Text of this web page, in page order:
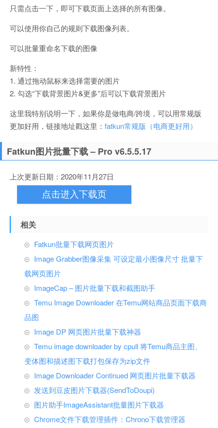
只需点击一下，即可下载页面上选择的所有图像。
可以使用你自己的规则下载图像列表。
可以批量重命名下载的图像
新特性：
1. 通过拖动鼠标来选择需要的图片
2. 勾选“下载背景图片&更多”后可以下载背景图片
这里我特别说明一下，如果你是做电商/跨境，可以用常规版
更加好用，链接地址戳这里： fatkun常规版（电商更好用）
Fatkun图片批量下载 – Pro v6.5.5.17
上次更新日期：2020年11月27日
点击进入下载页
相关
Fatkun批量下载网页图片
Image Grabber图像采集 可设定最小图像尺寸 批量下
载网页图片
ImageCap – 图片批量下载和截图助手
Temu Image Downloader 在Temu网站商品页面下载商
品图
Image DP 网页图片批量下载神器
Temu image downloader by cpull 将Temu商品主图、
变体图和描述图下载打包保存为zip文件
Image Downloader Continued 网页图片批量下载器
发送到豆皮图片下载器(SendToDoupi)
图片助手ImageAssistant批量图片下载器
Chrome文件下载管理插件：Chrono下载管理器